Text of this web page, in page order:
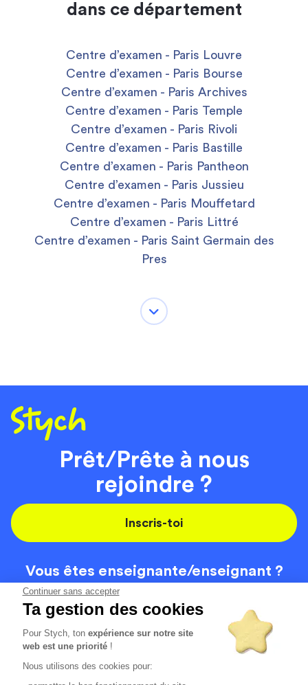
Continuer sans accepter
Ta gestion des cookies
Pour Stych, tonexpérience sur notre site
web est une priorité !
Nous utilisons des cookies pour:
dans ce département
Centre d’examen - Paris Louvre
Centre d’examen - Paris Bourse
Centre d’examen - Paris Archives
Centre d’examen - Paris Temple
Centre d’examen - Paris Rivoli
Centre d’examen - Paris Bastille
Centre d’examen - Paris Pantheon
Centre d’examen - Paris Jussieu
Centre d’examen - Paris Mouffetard
Centre d’examen - Paris Littré
Centre d’examen - Paris Saint Germain des
Pres
Prêt/Prête à nous
rejoindre ?
Inscris-toi
Vous êtes enseignante/enseignant ?
On recrute
Code de la route
Contact